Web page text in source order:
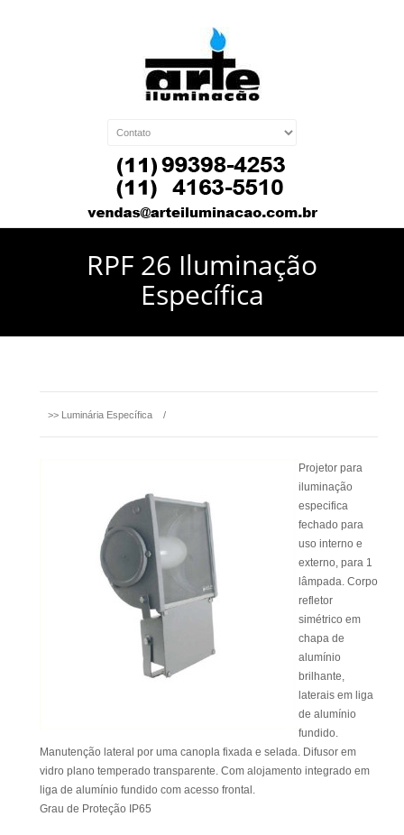
RPF 26 Iluminação
Específica
>> Luminária Específica /
Projetor para
iluminação
especifica
fechado para
uso interno e
externo, para 1
lâmpada. Corpo
refletor
simétrico em
chapa de
alumínio
brilhante,
laterais em liga
de alumínio
fundido.
Manutenção lateral por uma canopla fixada e selada. Difusor em
vidro plano temperado transparente. Com alojamento integrado em
liga de alumínio fundido com acesso frontal.
Grau de Proteção IP65